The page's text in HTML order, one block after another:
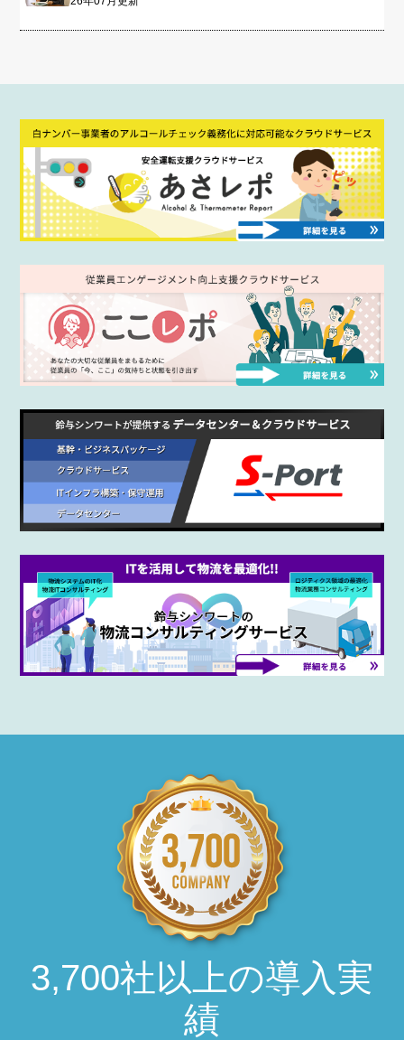
3,700社以上の導入実
績